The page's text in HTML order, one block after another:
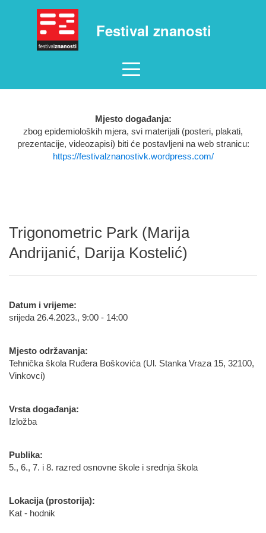
Festival znanosti
Mjesto događanja:
zbog epidemioloških mjera, svi materijali (posteri, plakati,
prezentacije, videozapisi) biti će postavljeni na web stranicu:
https://festivalznanostivk.wordpress.com/
Trigonometric Park (Marija
Andrijanić, Darija Kostelić)
Datum i vrijeme:
srijeda 26.4.2023., 9:00 - 14:00
Mjesto održavanja:
Tehnička škola Ruđera Boškovića (Ul. Stanka Vraza 15, 32100,
Vinkovci)
Vrsta događanja:
Izložba
Publika:
5., 6., 7. i 8. razred osnovne škole i srednja škola
Lokacija (prostorija):
Kat - hodnik